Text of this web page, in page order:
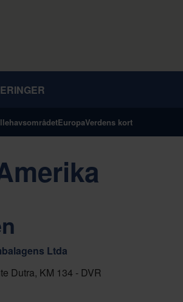
EuropaVerdens kort
Ltda
Dutra, KM 134 - DVR